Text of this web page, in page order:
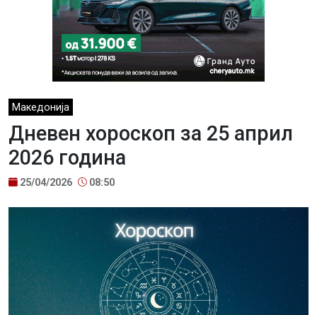
Македонија
Дневен хороскоп за 25 април
2026 година
25/04/2026 08:50